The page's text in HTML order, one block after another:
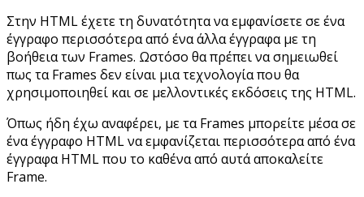
Στην HTML έχετε τη δυνατότητα να εμφανίσετε σε ένα
έγγραφο περισσότερα από ένα άλλα έγγραφα με τη
βοήθεια των Frames. Ωστόσο θα πρέπει να σημειωθεί
πως τα Frames δεν είναι μια τεχνολογία που θα
χρησιμοποιηθεί και σε μελλοντικές εκδόσεις της HTML.
Όπως ήδη έχω αναφέρει, με τα Frames μπορείτε μέσα σε
ένα έγγραφο HTML να εμφανίζεται περισσότερα από ένα
έγγραφα HTML που το καθένα από αυτά αποκαλείτε
Frame.